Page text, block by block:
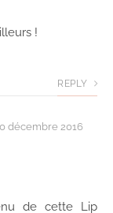
!
REPLY
décembre 2016
de cette Lip